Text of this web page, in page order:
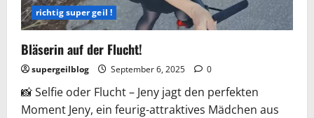
richtig super geil !
Bläserin auf der Flucht!
supergeilblog September 6, 2025 0
📸 Selfie oder Flucht – Jeny jagt den perfekten
Moment Jeny, ein feurig-attraktives Mädchen aus